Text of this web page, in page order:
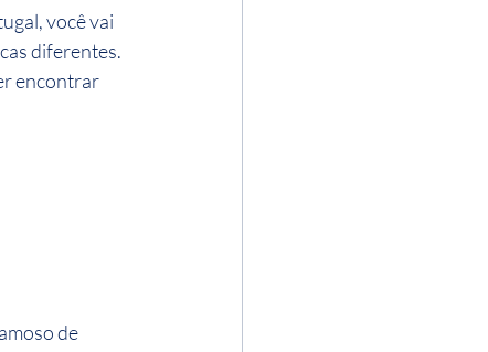
você vai
diferentes.
encontrar
de